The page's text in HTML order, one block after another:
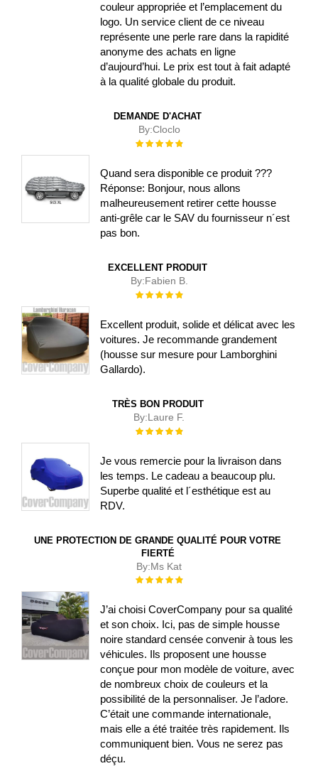
couleur appropriée et l’emplacement du
logo. Un service client de ce niveau
représente une perle rare dans la rapidité
anonyme des achats en ligne
d’aujourd’hui. Le prix est tout à fait adapté
à la qualité globale du produit.
DEMANDE D'ACHAT
By:Cloclo
Évaluation :
Quand sera disponible ce produit ???
Réponse: Bonjour, nous allons
malheureusement retirer cette housse
anti-grêle car le SAV du fournisseur n´est
pas bon.
EXCELLENT PRODUIT
By:Fabien B.
Évaluation :
Excellent produit, solide et délicat avec les
voitures. Je recommande grandement
(housse sur mesure pour Lamborghini
Gallardo).
TRÈS BON PRODUIT
By:Laure F.
Évaluation :
Je vous remercie pour la livraison dans
les temps. Le cadeau a beaucoup plu.
Superbe qualité et l´esthétique est au
RDV.
UNE PROTECTION DE GRANDE QUALITÉ POUR VOTRE
FIERTÉ
By:Ms Kat
Évaluation :
J’ai choisi CoverCompany pour sa qualité
et son choix. Ici, pas de simple housse
noire standard censée convenir à tous les
véhicules. Ils proposent une housse
conçue pour mon modèle de voiture, avec
de nombreux choix de couleurs et la
possibilité de la personnaliser. Je l’adore.
C’était une commande internationale,
mais elle a été traitée très rapidement. Ils
communiquent bien. Vous ne serez pas
déçu.